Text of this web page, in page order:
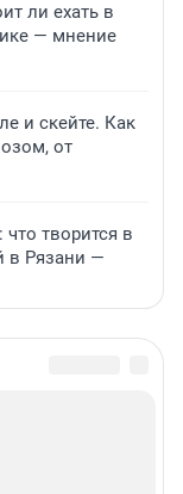
ли ехать в
— мнение
и скейте. Как
от
творится в
в Рязани —